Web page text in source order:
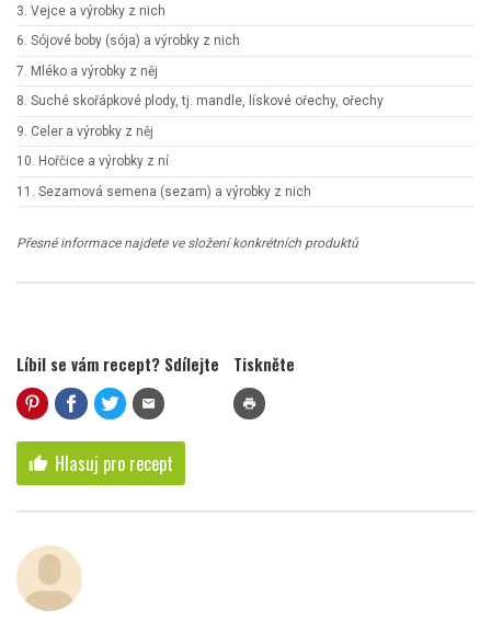
3. Vejce a výrobky z nich
6. Sójové boby (sója) a výrobky z nich
7. Mléko a výrobky z něj
8. Suché skořápkové plody, tj. mandle, lískové ořechy, ořechy
9. Celer a výrobky z něj
10. Hořčice a výrobky z ní
11. Sezamová semena (sezam) a výrobky z nich
Přesné informace najdete ve složení konkrétních produktů
Líbil se vám recept? Sdílejte
mail
Tiskněte
print
thumb_up Hlasuj pro recept